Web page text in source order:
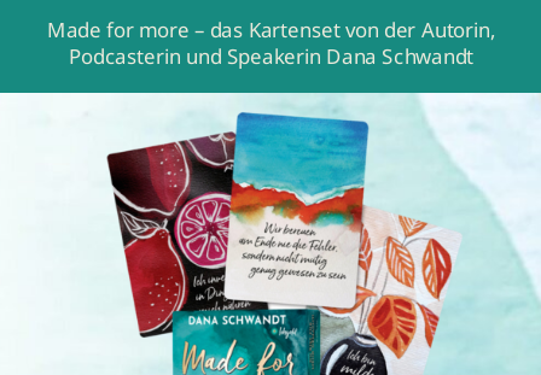
Made for more – das Kartenset von der Autorin,
Podcasterin und Speakerin Dana Schwandt